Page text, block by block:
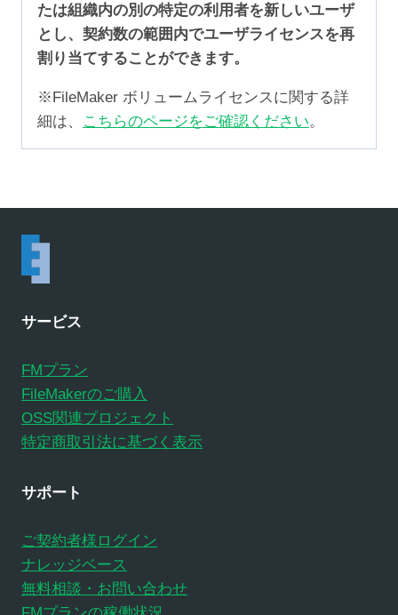
たは組織内の別の特定の利用者を新しいユーザ
とし、契約数の範囲内でユーザライセンスを再
割り当てすることができます。
※FileMaker ボリュームライセンスに関する詳
細は、
こちらのページをご確認ください。
サービス
FMプラン
FileMakerのご購入
OSS関連プロジェクト
特定商取引法に基づく表示
サポート
ご契約者様ログイン
ナレッジベース
無料相談・お問い合わせ